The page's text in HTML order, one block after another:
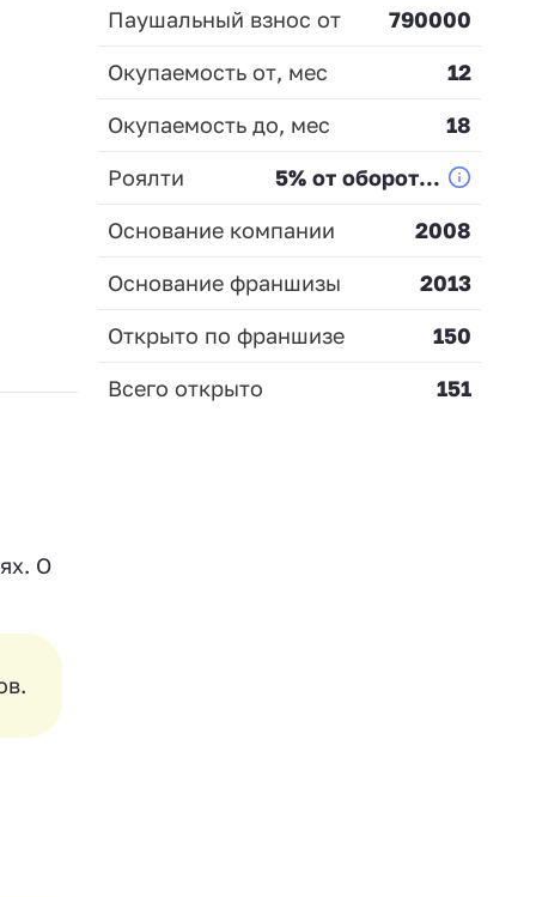
О
Паушальный взнос от
790000
Окупаемость от, мес
12
Окупаемость до, мес
18
Роялти
5% от оборот...
Основание компании
2008
Основание франшизы
2013
Открыто по франшизе
150
Всего открыто
151